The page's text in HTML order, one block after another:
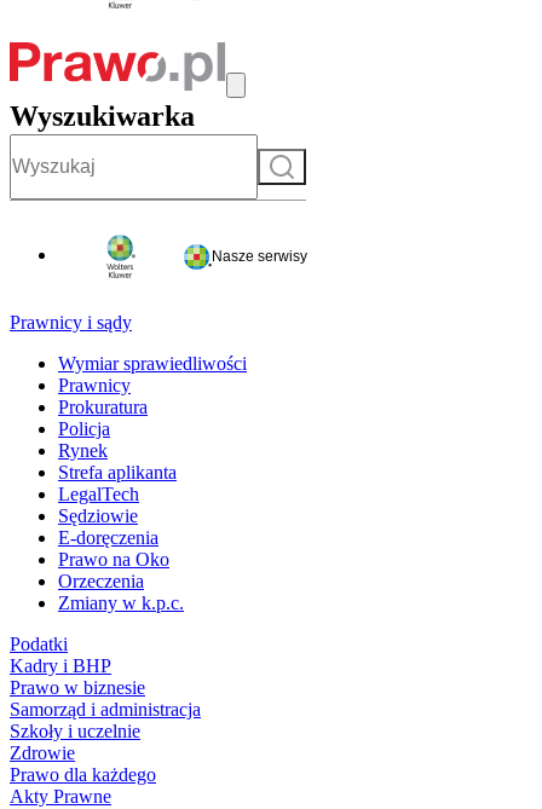
Wyszukiwarka
Szukaj
Nasze serwisy
Prawnicy i sądy
Wymiar sprawiedliwości
Prawnicy
Prokuratura
Policja
Rynek
Strefa aplikanta
LegalTech
Sędziowie
E-doręczenia
Prawo na Oko
Orzeczenia
Zmiany w k.p.c.
Podatki
Kadry i BHP
Prawo w biznesie
Samorząd i administracja
Szkoły i uczelnie
Zdrowie
Prawo dla każdego
Akty Prawne